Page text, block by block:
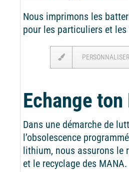
Nous imprimons les
pour les particuliers et les
Echange
Dans une démarche de
l’obsolescence
lithium, nous assurons le
et le recyclage des MANA.